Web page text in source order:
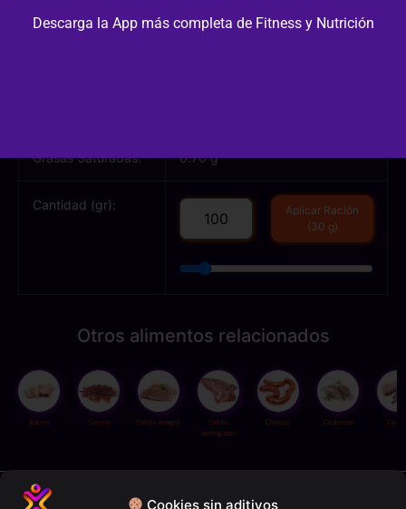
Cookies sin aditivos
Azúcares: 0.50 g
Grasas Saturadas: 6.70 g
Cantidad (gr):
Aplicar Ración
(30 g)
Otros alimentos relacionados
Bacon Cecina Cerdo magro
Cerdo
semigraso
Chorizo Codorniz
Descarga la App más completa de Fitness y Nutrición